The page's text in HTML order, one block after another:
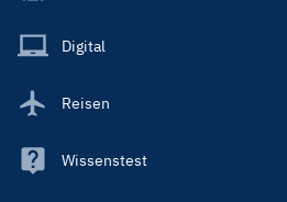
Main
Digital
Reisen
Wissenstest